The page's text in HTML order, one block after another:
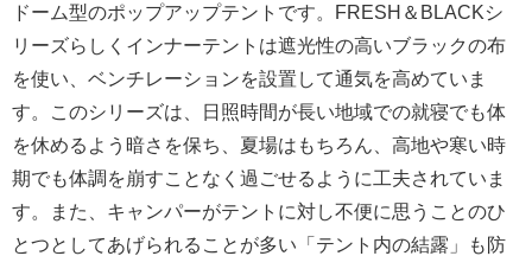
ドーム型のポップアップテントです。FRESH＆BLACKシ
リーズらしくインナーテントは遮光性の高いブラックの布
を使い、ベンチレーションを設置して通気を高めていま
す。このシリーズは、日照時間が長い地域での就寝でも体
を休めるよう暗さを保ち、夏場はもちろん、高地や寒い時
期でも体調を崩すことなく過ごせるように工夫されていま
す。また、キャンパーがテントに対し不便に思うことのひ
とつとしてあげられることが多い「テント内の結露」も防